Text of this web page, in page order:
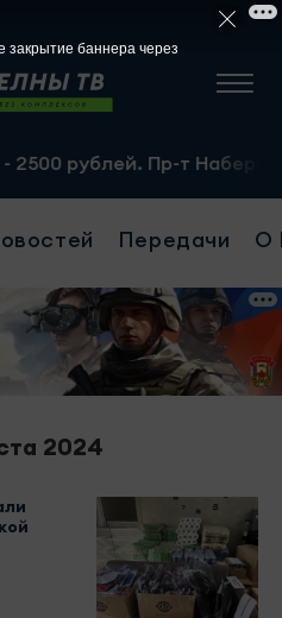
рублей. Пр-т
Передачи О
2024
закрытие баннера через